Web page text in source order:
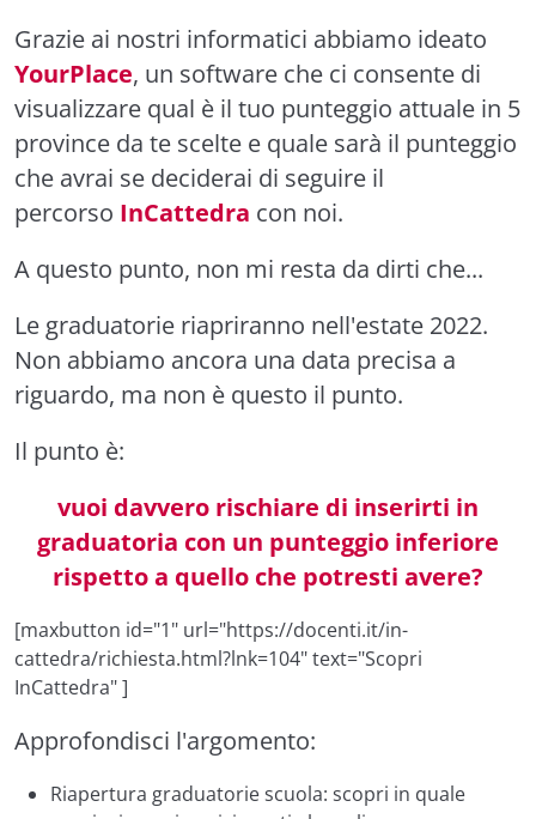
Grazie ai nostri informatici abbiamo ideato
YourPlace, un software che ci consente di
visualizzare qual è il tuo punteggio attuale in 5
province da te scelte e quale sarà il punteggio
che avrai se deciderai di seguire il
percorso InCattedra con noi.
A questo punto, non mi resta da dirti che...
Le graduatorie riapriranno nell'estate 2022.
Non abbiamo ancora una data precisa a
riguardo, ma non è questo il punto.
Il punto è:
vuoi davvero rischiare di inserirti in
graduatoria con un punteggio inferiore
rispetto a quello che potresti avere?
[maxbutton id="1" url="https://docenti.it/in-
cattedra/richiesta.html?lnk=104" text="Scopri
InCattedra" ]
Approfondisci l'argomento:
Riapertura graduatorie scuola: scopri in quale